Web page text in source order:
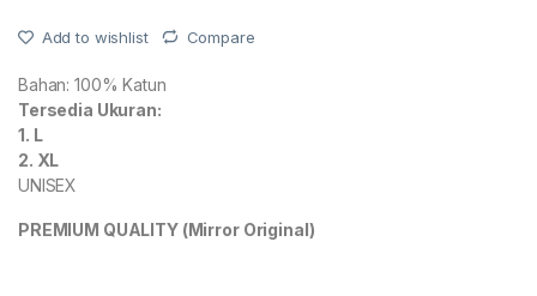
Add to wishlist Compare
Bahan: 100% Katun
Tersedia Ukuran:
1. L
2. XL
UNISEX
PREMIUM QUALITY (Mirror Original)